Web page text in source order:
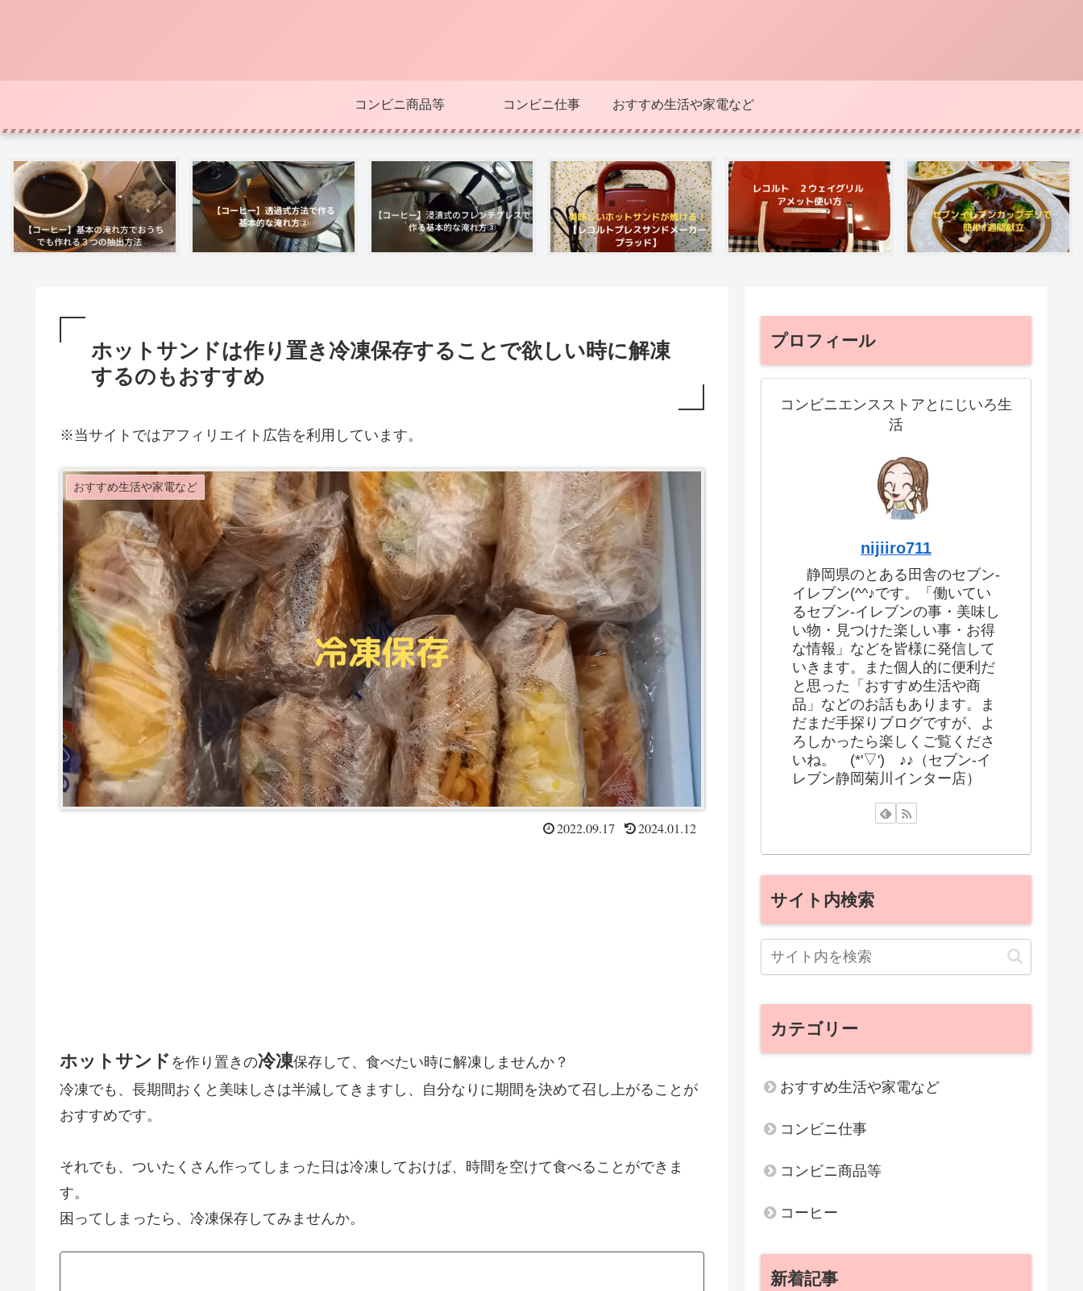
コンビニ商品等 コンビニ仕事 おすすめ生活や家電など
ホットサンドは作り置き冷凍保存することで欲しい時に解凍
するのもおすすめ
※当サイトではアフィリエイト広告を利用しています。
おすすめ生活や家電など
2022.09.17 2024.01.12
ホットサンド を作り置きの冷凍保存して、食べたい時に解凍しませんか？
冷凍でも、長期間おくと美味しさは半減してきますし、自分なりに期間を決めて召し上がることが
おすすめです。
それでも、ついたくさん作ってしまった日は冷凍しておけば、時間を空けて食べることができま
す。
困ってしまったら、冷凍保存してみませんか。
プロフィール
コンビニエンスストアとにじいろ生
活
nijiiro711
静岡県のとある田舎のセブン-
イレブン(^^♪です。「働いてい
るセブン-イレブンの事・美味し
い物・見つけた楽しい事・お得
な情報」などを皆様に発信して
いきます。また個人的に便利だ
と思った「おすすめ生活や商
品」などのお話もあります。ま
だまだ手探りブログですが、よ
ろしかったら楽しくご覧くださ
いね。 (*'▽') ♪♪（セブン-イ
レブン静岡菊川インター店）
サイト内検索
カテゴリー
おすすめ生活や家電など
コンビニ仕事
コンビニ商品等
コーヒー
新着記事